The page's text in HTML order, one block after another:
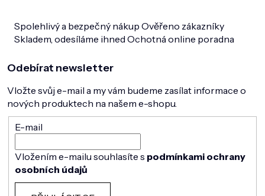
Spolehlivý a bezpečný nákup Ověřeno zákazníky
Skladem, odesíláme ihned Ochotná online poradna
Odebírat newsletter
Vložte svůj e-mail a my vám budeme zasílat informace o
nových produktech na našem e-shopu.
E-mail
Vložením e-mailu souhlasíte s podmínkami ochrany
osobních údajů